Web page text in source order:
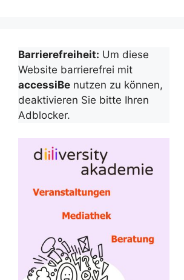
Barrierefreiheit: Um diese
Website barrierefrei mit
accessiBe nutzen zu können,
deaktivieren Sie bitte Ihren
Adblocker.